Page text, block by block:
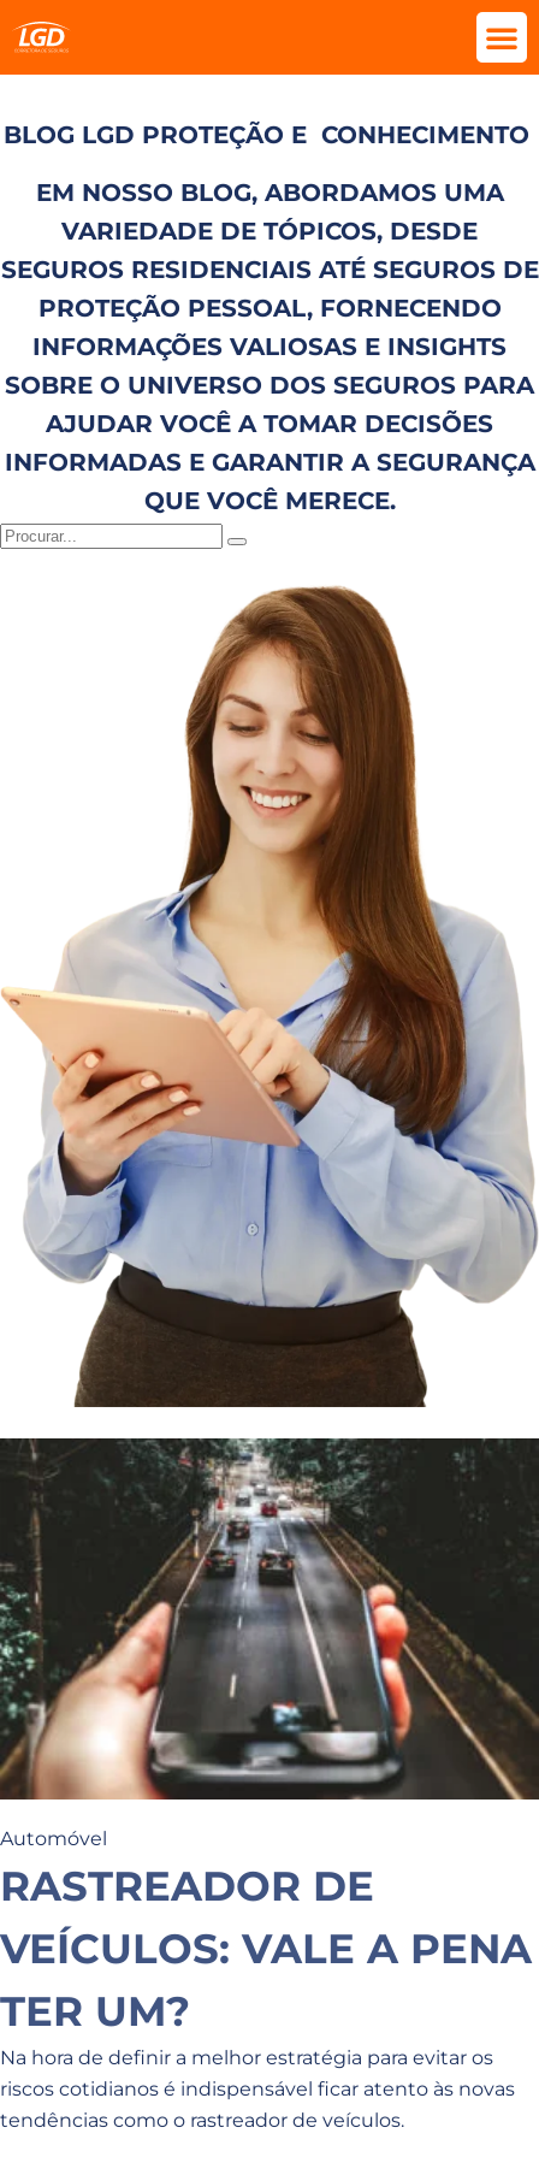
BLOG LGD PROTEÇÃO E CONHECIMENTO
EM NOSSO BLOG, ABORDAMOS UMA
VARIEDADE DE TÓPICOS, DESDE
SEGUROS RESIDENCIAIS ATÉ SEGUROS DE
PROTEÇÃO PESSOAL, FORNECENDO
INFORMAÇÕES VALIOSAS E INSIGHTS
SOBRE O UNIVERSO DOS SEGUROS PARA
AJUDAR VOCÊ A TOMAR DECISÕES
INFORMADAS E GARANTIR A SEGURANÇA
QUE VOCÊ MERECE.
Automóvel
RASTREADOR DE
VEÍCULOS: VALE A PENA
TER UM?
Na hora de definir a melhor estratégia para evitar os
riscos cotidianos é indispensável ficar atento às novas
tendências como o rastreador de veículos.